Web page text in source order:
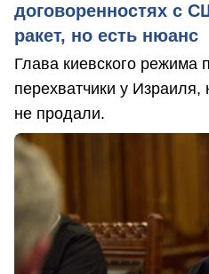
договоренностях с
ракет, но есть нюанс
Глава киевского режима
перехватчики у
не продали.